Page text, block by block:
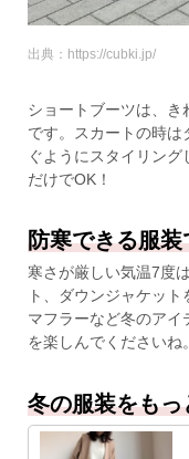
出典：https://cubki.jp/
ショートブーツは、き
です。スカートの時
ぐようにスタイリング
だけでOK！
防寒できる服
寒さが厳しい気温7度
ト、ダウンジャケッ
マフラーなど冬のアイ
を楽しんでくださいね。
冬の服装をも